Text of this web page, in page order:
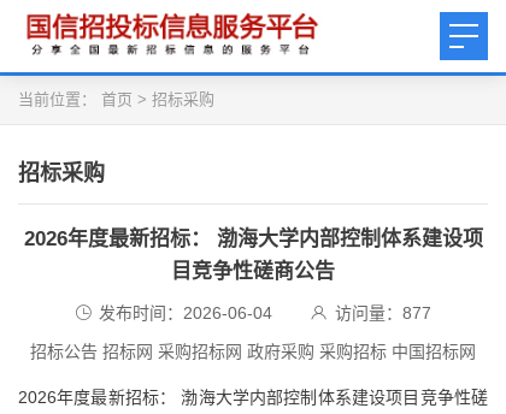
当前位置： 首页 > 招标采购
招标采购
2026年度最新招标： 渤海大学内部控制体系建设项
目竞争性磋商公告
发布时间：2026-06-04 访问量： 877
招标公告 招标网 采购招标网 政府采购 采购招标 中国招标网
2026年度最新招标： 渤海大学内部控制体系建设项目竞争性磋